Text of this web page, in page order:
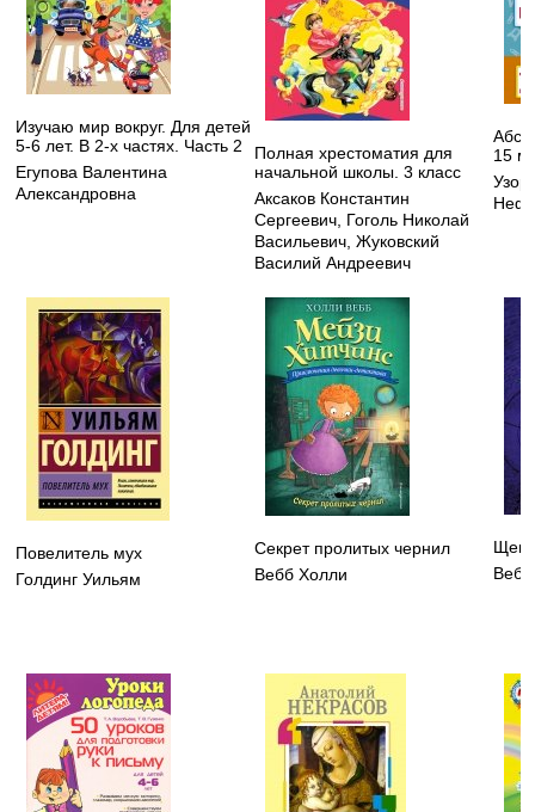
Изучаю мир вокруг. Для детей
5-6 лет. В 2-х частях. Часть 2
Егупова Валентина
Александровна
Полная хрестоматия для
начальной школы. 3 класс
Аксаков Константин
Сергеевич Гоголь Николай
Васильевич Жуковский
Василий Андреевич
15
Повелитель мух
Голдинг Уильям
Секрет пролитых чернил
Вебб Холли